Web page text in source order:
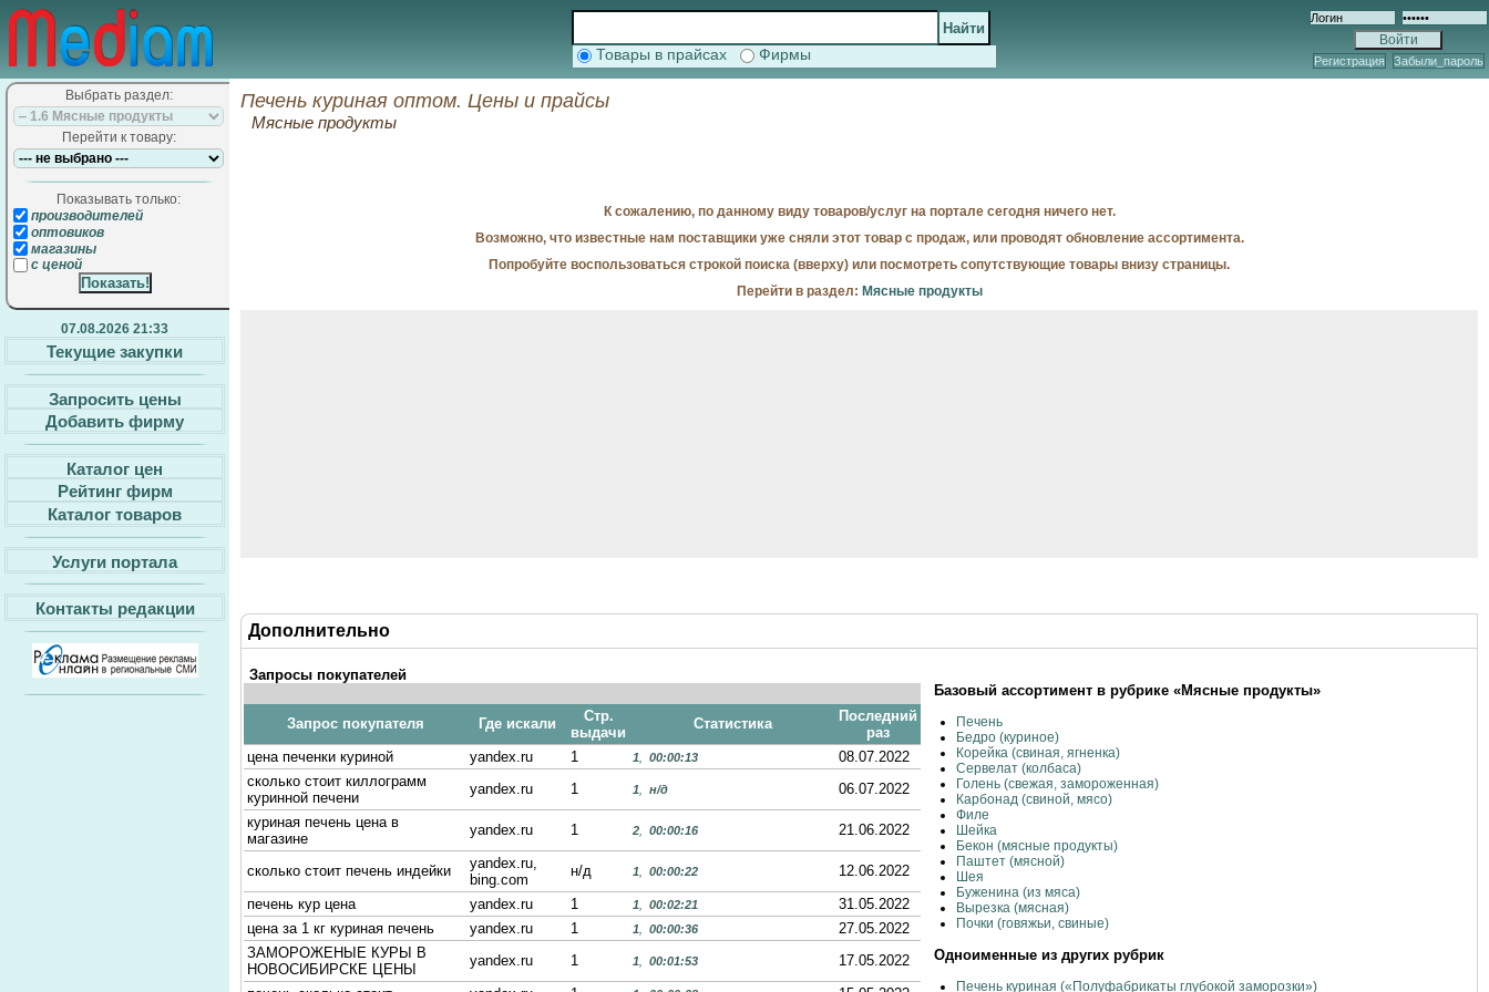
Товары в прайсах Фирмы Регистрация Забыли_пароль
Выбрать раздел:
Перейти к товару:
Показывать только:
производителей
оптовиков
магазины
с ценой
07.08.2026 21:33
Текущие закупки
Запросить цены
Добавить фирму
Каталог цен
Рейтинг фирм
Каталог товаров
Услуги портала
Контакты редакции
Печень куриная оптом. Цены и прайсы
Мясные продукты
К сожалению, по данному виду товаров/услуг на портале сегодня ничего нет.
Возможно, что известные нам поставщики уже сняли этот товар с продаж, или проводят обновление ассортимента.
Попробуйте воспользоваться строкой поиска (вверху) или посмотреть сопутствующие товары внизу страницы.
Перейти в раздел: Мясные продукты
Дополнительно
Запросы покупателей
Запрос покупателя Где искали
Стр.
выдачи
Статистика
Последний
раз
цена печенки куриной
yandex.ru 1 1 00:00:13
08.07.2022
сколько стоит киллограмм
куринной печени
yandex.ru 1 1 н/д
06.07.2022
куриная печень цена в
магазине
yandex.ru 1 2 00:00:16 21.06.2022
сколько стоит печень индейки
yandex.ru,
bing.com
н/д 1 00:00:22
12.06.2022
печень кур цена
yandex.ru 1 1 00:02:21
31.05.2022
цена за 1 кг куриная печень
yandex.ru 1 1 00:00:36
27.05.2022
ЗАМОРОЖЕНЫЕ КУРЫ В
НОВОСИБИРСКЕ ЦЕНЫ
yandex.ru 1 1 00:01:53
17.05.2022
Базовый ассортимент в рубрике «Мясные продукты»
Печень
Бедро (куриное)
Корейка (свиная, ягненка)
Сервелат (колбаса)
Голень (свежая, замороженная)
Карбонад (свиной, мясо)
Филе
Шейка
Бекон (мясные продукты)
Паштет (мясной)
Шея
Буженина (из мяса)
Вырезка (мясная)
Почки (говяжьи, свиные)
Одноименные из других рубрик
Печень куриная («Полуфабрикаты глубокой заморозки»)